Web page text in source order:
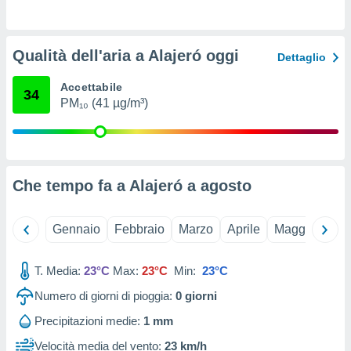
dei
noi e i
simili
Qualità dell'aria a Alajeró oggi Dettaglio
34 Accettabile
PM₁₀ (41 µg/m³)
Che tempo fa a Alajeró a agosto
Gennaio Febbraio Marzo Aprile Maggio
T. Media: 23°C Max: 23°C Min: 23°C
Numero di giorni di pioggia: 0 giorni
Precipitazioni medie: 1 mm
Velocità media del vento: 23 km/h